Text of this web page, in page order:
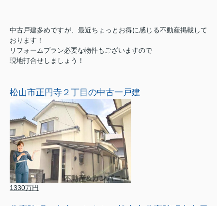
中古戸建多めですが、最近ちょっとお得に感じる不動産掲載して
おります！
リフォームプラン必要な物件もございますので
現地打合せしましょう！
松山市正円寺２丁目の中古一戸建
1330万円